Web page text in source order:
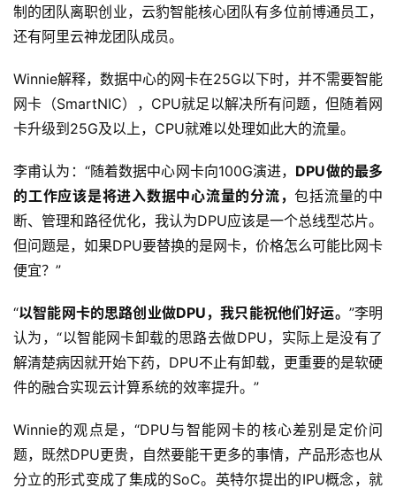
首
业
界
人
智
能
深
学
习
制的团队离职创业，云豹智能核心团队有多位前博通员工，
还有阿里云神龙团队成员。
Winnie解释，数据中心的网卡在25G以下时，并不需要智能
网卡（SmartNIC），CPU就足以解决所有问题，但随着网
卡升级到25G及以上，CPU就难以处理如此大的流量。
李甫认为：“随着数据中心网卡向100G演进， DPU做的最多
的工作应该是将进入数据中心流量的分流，包括流量的中
断、管理和路径优化，我认为DPU应该是一个总线型芯片。
但问题是，如果DPU要替换的是网卡，价格怎么可能比网卡
便宜？”
“以智能网卡的思路创业做DPU，我只能祝他们好运。 ”李明
认为，“以智能网卡卸载的思路去做DPU，实际上是没有了
解清楚病因就开始下药，DPU不止有卸载，更重要的是软硬
件的融合实现云计算系统的效率提升。”
Winnie的观点是，“DPU与智能网卡的核心差别是定价问
题，既然DPU更贵，自然要能干更多的事情，产品形态也从
分立的形式变成了集成的SoC。英特尔提出的IPU概念，就